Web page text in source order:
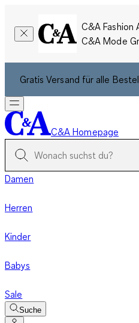
C&A Fashion
C&A Mode
Gratis Versand für alle
C&A Homepage
Damen
Herren
Kinder
Babys
Sale
Suche